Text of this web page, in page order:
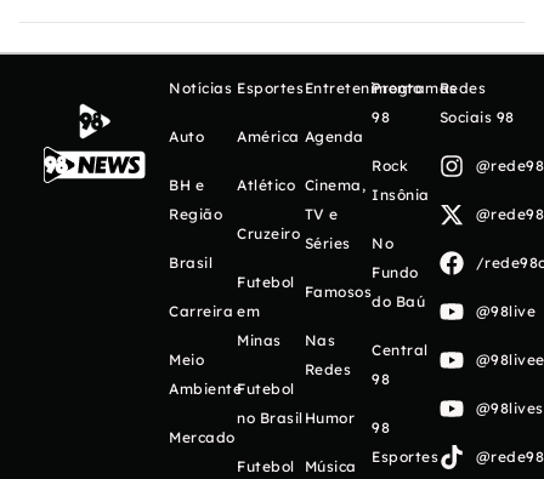
Notícias
Auto
BH e
Região
Brasil
Carreira
Meio
Ambiente
Mercado
Esportes
América
Atlético
Cruzeiro
Futebol
em
Minas
Futebol
no Brasil
Futebol
Entretenimento
Agenda
Cinema,
TV e
Séries
Famosos
Nas
Redes
Humor
Música
Programas
98
Rock
Insônia
No
Fundo
do Baú
Central
98
98
Esportes
Redes
Sociais 98
/
@98live